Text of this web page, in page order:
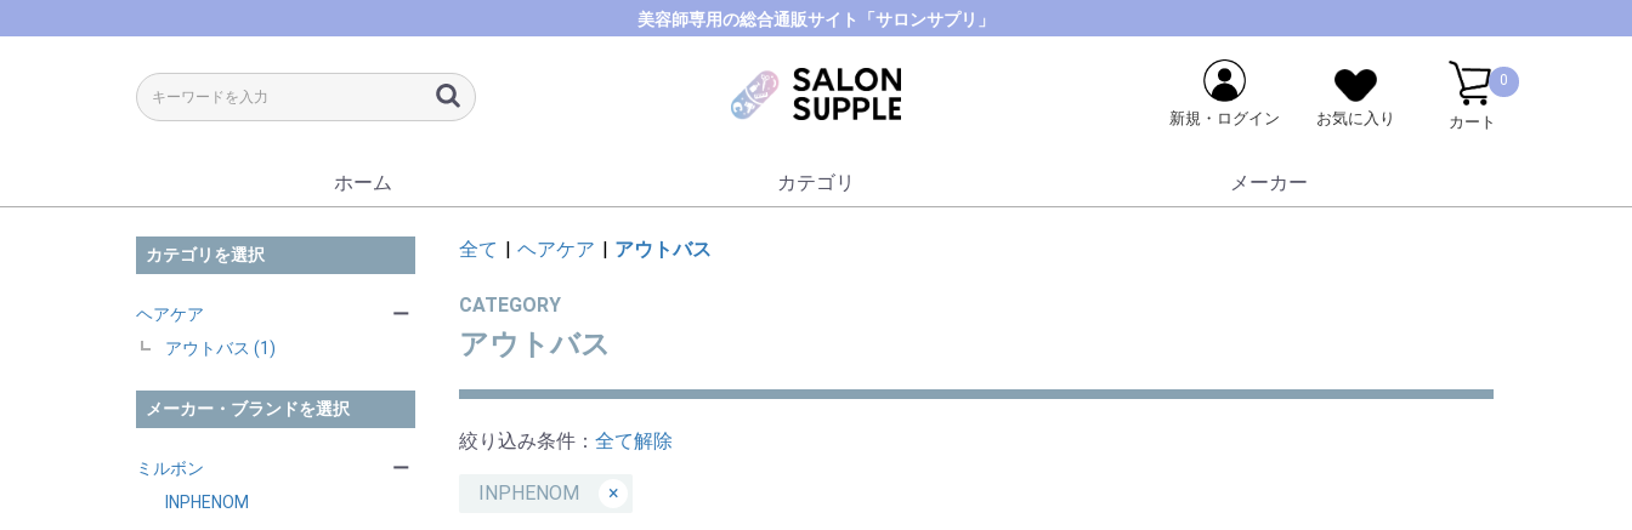
美容師専用の総合通販サイト「サロンサプリ」
新規・ログイン お気に入り
0
カート
ホーム カテゴリ メーカー
カテゴリを選択
ヘアケア
アウトバス (1)
ー
メーカー・ブランドを選択
ミルボン
INPHENOM
ー
全て ヘアケア アウトバス
CATEGORY
アウトバス
絞り込み条件： 全て解除
INPHENOM ×